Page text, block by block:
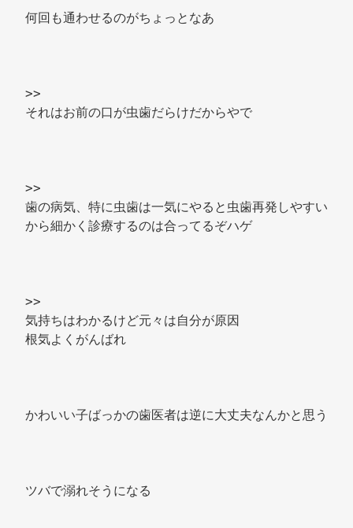
何回も通わせるのがちょっとなあ
>>
それはお前の口が虫歯だらけだからやで
>>
歯の病気、特に虫歯は一気にやると虫歯再発しやすい
から細かく診療するのは合ってるぞハゲ
>>
気持ちはわかるけど元々は自分が原因
根気よくがんばれ
ツバで溺れそうになる